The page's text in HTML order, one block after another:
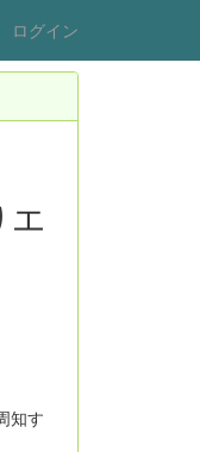
ログイン
エ
知す